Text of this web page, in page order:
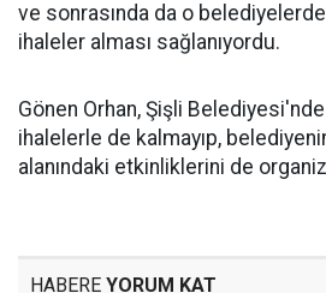
ve sonrasında da o
ihaleler alması sağlanıyordu.
Gönen Orhan, Şişli
ihalelerle de kalmayıp,
alanındaki etkinliklerini de
HABERE YORUM KAT